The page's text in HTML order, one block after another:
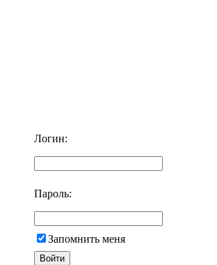
Логин:
Пароль:
Запомнить меня